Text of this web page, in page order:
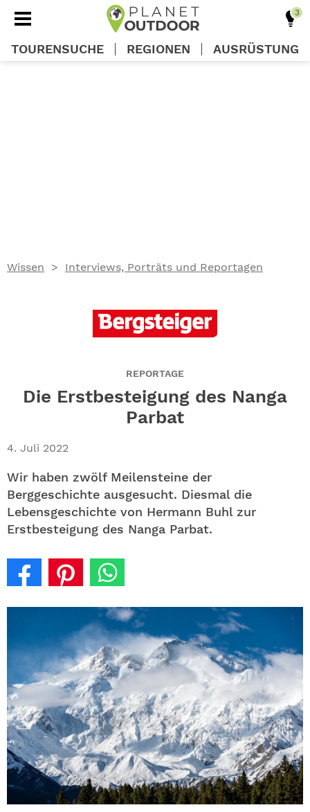
Wissen Interviews, Porträts und Reportagen
REPORTAGE
Die Erstbesteigung des Nanga
Parbat
4. Juli 2022
Wir haben zwölf Meilensteine der
Berggeschichte ausgesucht. Diesmal die
Lebensgeschichte von Hermann Buhl zur
Erstbesteigung des Nanga Parbat.
TOURENSUCHE REGIONEN AUSRÜSTUNG
NEWSLETTER